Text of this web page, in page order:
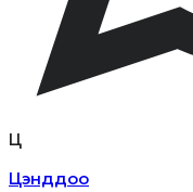
Ц
Цэнддоо